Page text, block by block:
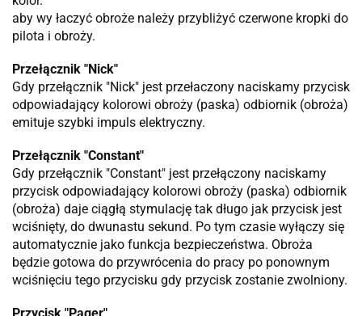
aby wy łaczyć obroże należy przybliżyć czerwone kropki do
pilota i obroży.
Przełącznik "Nick"
Gdy przełącznik "Nick" jest przełaczony naciskamy przycisk
odpowiadający kolorowi obroży (paska) odbiornik (obroża)
emituje szybki impuls elektryczny.
Przełącznik "Constant"
Gdy przełącznik "Constant" jest przełączony naciskamy
przycisk odpowiadający kolorowi obroży (paska) odbiornik
(obroża) daje ciągłą stymulację tak długo jak przycisk jest
wciśnięty, do dwunastu sekund. Po tym czasie wyłączy się
automatycznie jako funkcja bezpieczeństwa. Obroża
będzie gotowa do przywrócenia do pracy po ponownym
wciśnięciu tego przycisku gdy przycisk zostanie zwolniony.